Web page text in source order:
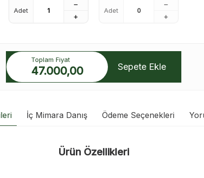
Adet Adet
Toplam Fiyat
47.000,00 Sepete Ekle
İç Mimara Danış Ödeme Seçenekleri
Ürün Özellikleri